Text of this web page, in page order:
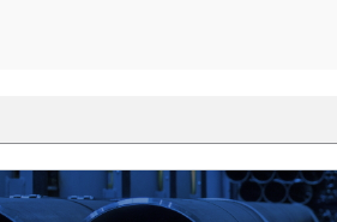
Введите 3 символа, чтобы начался поиск